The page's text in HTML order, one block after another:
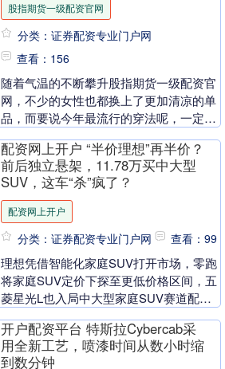
股指期货一级配资官网
分类：证券配资专业门户网
查看：156
随着气温的不断攀升股指期货一级配资官
网，不少的女性也都换上了更加清凉的单
品，而要说今年最流行的穿法呢，一定是
里，到处可见的....
配资网上开户 “半价理想”再半价？
前后独立悬架，11.78万买中大型
SUV，这车“杀”疯了？
配资网上开户
分类：证券配资专业门户网 查看：99
理想凭借智能化家庭SUV打开市场，零跑
将家庭SUV定价下探至更低价格区间，五
菱星光L也入局中大型家庭SUV赛道配资
15万元....
开户配资平台 特斯拉Cybercab采
用全新工艺，喷漆时间从数小时缩
到数分钟